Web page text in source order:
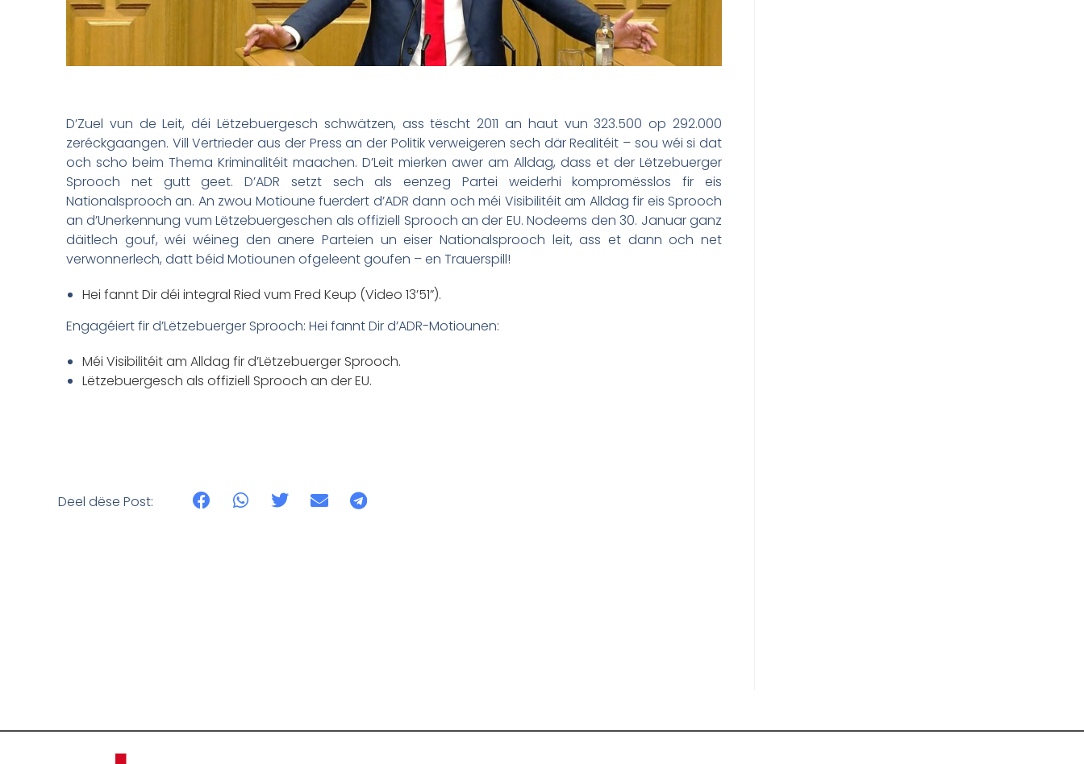
D’Zuel vun de Leit, déi Lëtzebuergesch schwätzen, ass tëscht 2011 an haut vun 323.500 op 292.000
zeréckgaangen. Vill Vertrieder aus der Press an der Politik verweigeren sech där Realitéit – sou wéi si dat
och scho beim Thema Kriminalitéit maachen. D’Leit mierken awer am Alldag, dass et der Lëtzebuerger
Sprooch net gutt geet. D’ADR setzt sech als eenzeg Partei weiderhi kompromësslos fir eis
Nationalsprooch an. An zwou Motioune fuerdert d’ADR dann och méi Visibilitéit am Alldag fir eis Sprooch
an d’Unerkennung vum Lëtzebuergeschen als offiziell Sprooch an der EU. Nodeems den 30. Januar ganz
däitlech gouf, wéi wéineg den anere Parteien un eiser Nationalsprooch leit, ass et dann och net
verwonnerlech, datt béid Motiounen ofgeleent goufen – en Trauerspill!
Hei fannt Dir déi integral Ried vum Fred Keup (Video 13’51”).
Engagéiert fir d’Lëtzebuerger Sprooch: Hei fannt Dir d’ADR-Motiounen:
Méi Visibilitéit am Alldag fir d’Lëtzebuerger Sprooch.
Lëtzebuergesch als offiziell Sprooch an der EU.
Deel dëse Post: